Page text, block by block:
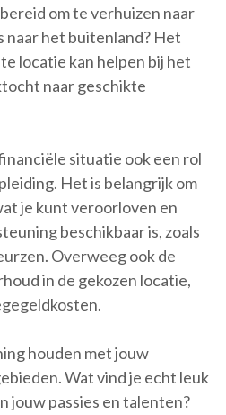
om te verhuizen naar
naar het buitenland? Het
locatie kan helpen bij het
naar geschikte
situatie ook een rol
Het is belangrijk om
je kunt veroorloven en
beschikbaar is, zoals
Overweeg ook de
in de gekozen locatie,
houden met jouw
Wat vind je echt leuk
jouw passies en talenten?